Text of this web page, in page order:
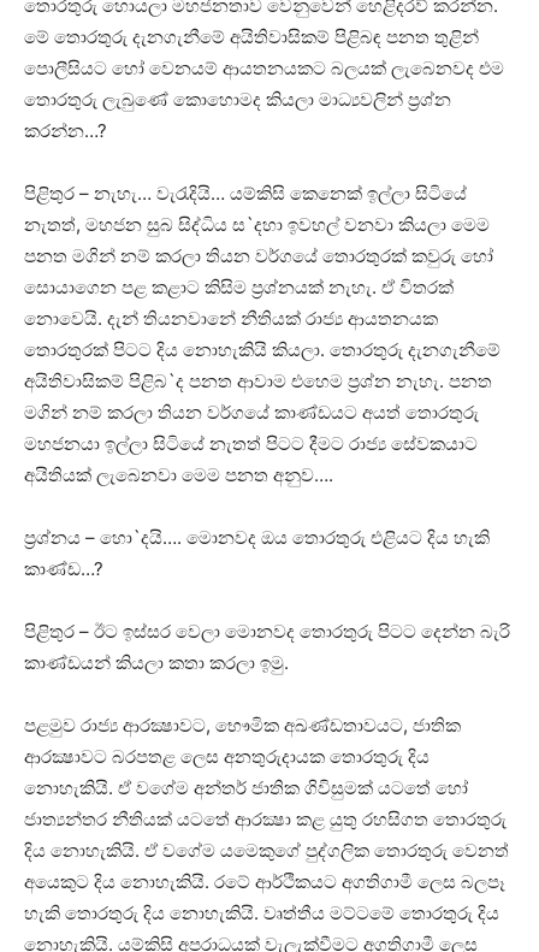
තොරතුරු හොයලා මහජනතාව වෙනුවෙන් හෙළිදරව් කරන්න.
මේ තොරතුරු දැනගැනීමේ අයිතිවාසිකම් පිළිබඳ පනත තුළින්
පොලීසියට හෝ වෙනයම් ආයතනයකට බලයක්‌ ලැබෙනවද එම
තොරතුරු ලැබුණේ කොහොමද කියලා මාධ්‍යවලින් ප්‍රශ්න
කරන්න…?
පිළිතුර – නැහැ… වැරැදියි… යම්කිසි කෙනෙක්‌ ඉල්ලා සිටියේ
නැතත්, මහජන සුබ සිද්ධිය ස`දහා ඉවහල් වනවා කියලා මෙම
පනත මගින් නම් කරලා තියන වර්ගයේ තොරතුරක්‌ කවුරු හෝ
සොයාගෙන පළ කළාට කිසිම ප්‍රශ්නයක්‌ නැහැ. ඒ විතරක්‌
නොවෙයි. දැන් තියනවානේ නීතියක්‌ රාජ්‍ය ආයතනයක
තොරතුරක්‌ පිටට දිය නොහැකියි කියලා. තොරතුරු දැනගැනීමේ
අයිතිවාසිකම් පිළිබ`ද පනත ආවාම එහෙම ප්‍රශ්න නැහැ. පනත
මගින් නම් කරලා තියන වර්ගයේ කාණ්‌ඩයට අයත් තොරතුරු
මහජනයා ඉල්ලා සිටියේ නැතත් පිටට දීමට රාජ්‍ය සේවකයාට
අයිතියක්‌ ලැබෙනවා මෙම පනත අනුව….
ප්‍රශ්නය – හො`දයි…. මොනවද ඔය තොරතුරු එළියට දිය හැකි
කාණ්‌ඩ…?
පිළිතුර – ඊට ඉස්‌සර වෙලා මොනවද තොරතුරු පිටට දෙන්න බැරි
කාණ්‌ඩයන් කියලා කතා කරලා ඉමු.
පළමුව රාජ්‍ය ආරක්‍ෂාවට, භෞමික අඛණ්‌ඩතාවයට, ජාතික
ආරක්‍ෂාවට බරපතළ ලෙස අනතුරුදායක තොරතුරු දිය
නොහැකියි. ඒ වගේම අන්තර් ජාතික ගිවිසුමක්‌ යටතේ හෝ
ජාත්‍යන්තර නීතියක්‌ යටතේ ආරක්‍ෂා කළ යුතු රහසිගත තොරතුරු
දිය නොහැකියි. ඒ වගේම යමෙකුගේ පුද්ගලික තොරතුරු වෙනත්
අයෙකුට දිය නොහැකියි. රටේ ආර්ථිකයට අගතිගාමී ලෙස බලපෑ
හැකි තොරතුරු දිය නොහැකියි. වෘත්තීය මට්‌ටමේ තොරතුරු දිය
නොහැකියි. යම්කිසි අපරාධයක්‌ වැලැක්‌වීමට අගතිගාමී ලෙස